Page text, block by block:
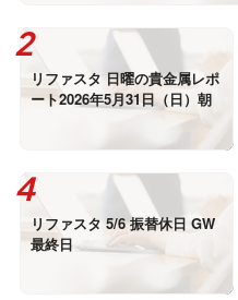
リファスタ 日曜の貴金属レポ
ート2026年5月31日（日）朝
リファスタ 5/6 振替休日 GW
最終日